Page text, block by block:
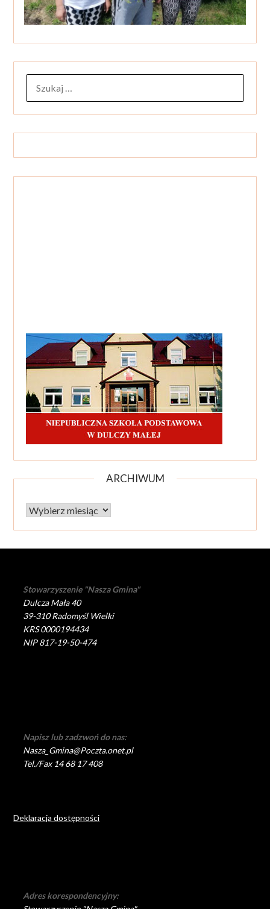
ARCHIWUM
Archiwum
Stowarzyszenie "Nasza Gmina"
Dulcza Mała 40
39-310 Radomyśl Wielki
KRS 0000194434
NIP 817-19-50-474
Napisz lub zadzwoń do nas:
Nasza_Gmina@Poczta.onet.pl
Tel./Fax 14 68 17 408
Deklaracja dostępności
Adres korespondencyjny: